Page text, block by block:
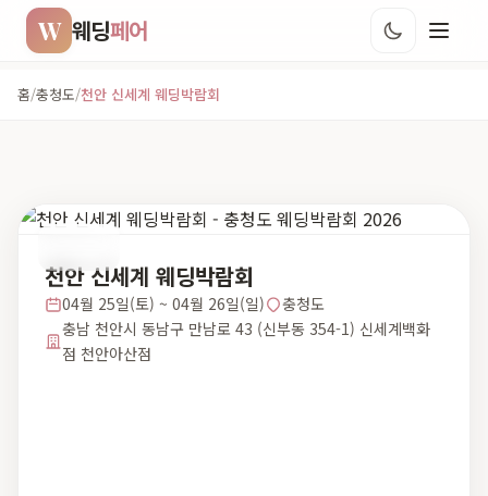
W 웨딩페어
홈/충청도/천안 신세계 웨딩박람회
천안 신세계 웨딩박람회
04월 25일(토) ~ 04월 26일(일)
충청도
충남 천안시 동남구 만남로 43 (신부동 354-1) 신세계백화
점 천안아산점